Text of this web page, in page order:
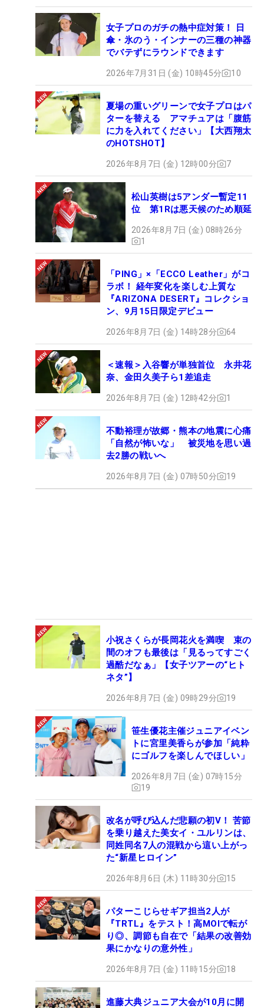
女子プロのガチの熱中症対策！ 日
傘・氷のう・インナーの三種の神器
でバテずにラウンドできます
2026年7月31日 (金) 10時45分 10
夏場の重いグリーンで女子プロはパ
ターを替える アマチュアは「腹筋
に力を入れてください」【大西翔太
のHOTSHOT】
2026年8月7日 (金) 12時00分 7
松山英樹は5アンダー暫定11
位 第1Rは悪天候のため順延
2026年8月7日 (金) 08時26分
1
「PING」×「ECCO Leather」がコ
ラボ！ 経年変化を楽しむ上質な
『ARIZONA DESERT』コレクショ
ン、9月15日限定デビュー
2026年8月7日 (金) 14時28分 64
＜速報＞入谷響が単独首位 永井花
奈、金田久美子ら1差追走
2026年8月7日 (金) 12時42分 1
不動裕理が故郷・熊本の地震に心痛
「自然が怖いな」 被災地を思い過
去2勝の戦いへ
2026年8月7日 (金) 07時50分 19
小祝さくらが長岡花火を満喫 束の
間のオフも最後は「見るってすごく
過酷だなぁ」【女子ツアーの“ヒト
ネタ”】
2026年8月7日 (金) 09時29分 19
笹生優花主催ジュニアイベン
トに宮里美香らが参加「純粋
にゴルフを楽しんでほしい」
2026年8月7日 (金) 07時15分
19
改名が呼び込んだ悲願の初V！ 苦節
を乗り越えた美女イ・ユルリンは、
同姓同名7人の混戦から這い上がっ
た“新星ヒロイン”
2026年8月6日 (木) 11時30分 15
パターこじらせギア担当2人が
『TRTL』をテスト！高MOIで転が
り◎、調節も自在で「結果の改善効
果にかなりの意外性」
2026年8月7日 (金) 11時15分 18
進藤大典ジュニア大会が10月に開